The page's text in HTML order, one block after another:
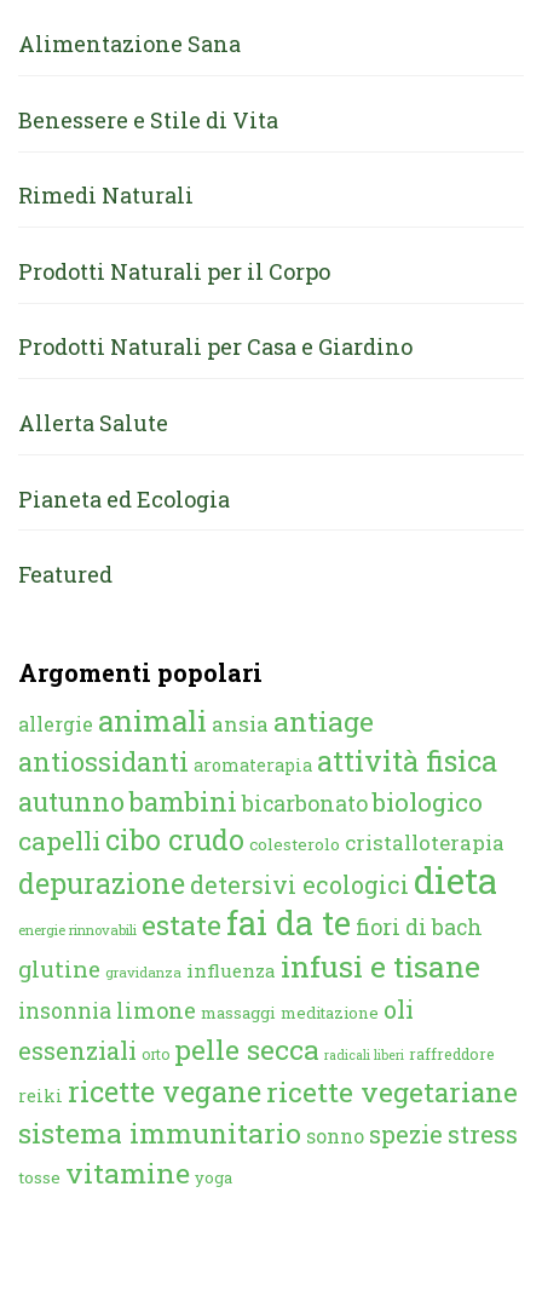
Alimentazione Sana
Benessere e Stile di Vita
Rimedi Naturali
Prodotti Naturali per il Corpo
Prodotti Naturali per Casa e Giardino
Allerta Salute
Pianeta ed Ecologia
Featured
Argomenti popolari
allergie animali ansia antiage
antiossidanti aromaterapia attività fisica
autunnobambini bicarbonatobiologico
capelli cibo crudo colesterolo cristalloterapia
depurazione detersivi ecologici dieta
energie rinnovabili estate fai da te fiori di bach
glutine gravidanza influenza infusi e tisane
insonnia limone massaggi meditazione oli
essenziali orto pelle secca radicali liberi raffreddore
reiki ricette veganericette vegetariane
sistema immunitario sonno spezie stress
tosse vitamine yoga